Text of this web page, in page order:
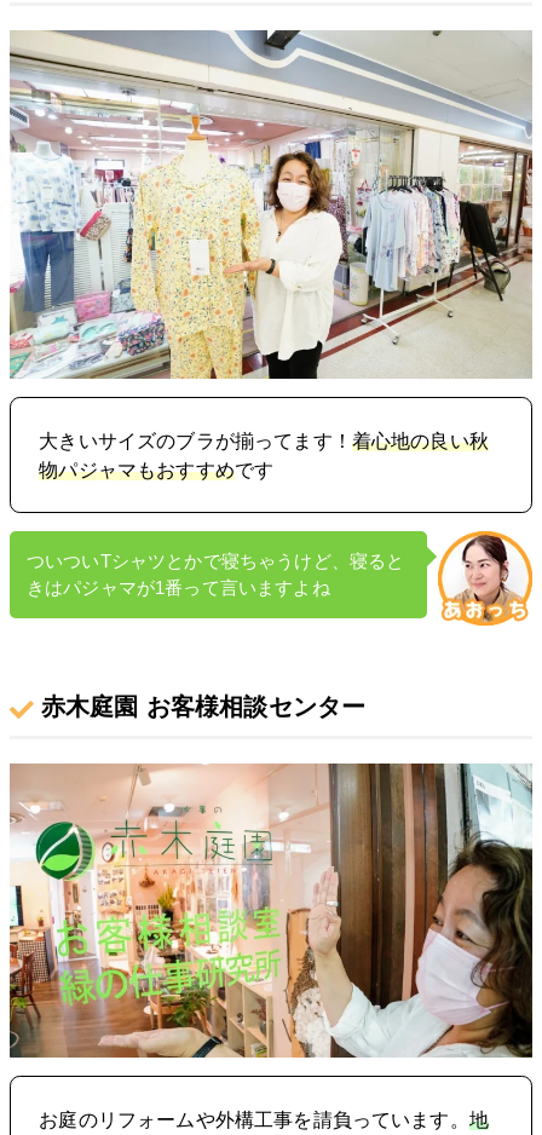
大きいサイズのブラが揃ってます！ 着心地の良い秋
物パジャマもおすすめです
ついついTシャツとかで寝ちゃうけど、寝ると
きはパジャマが1番って言いますよね
赤木庭園 お客様相談センター
お庭のリフォームや外構工事を請負っています。 地